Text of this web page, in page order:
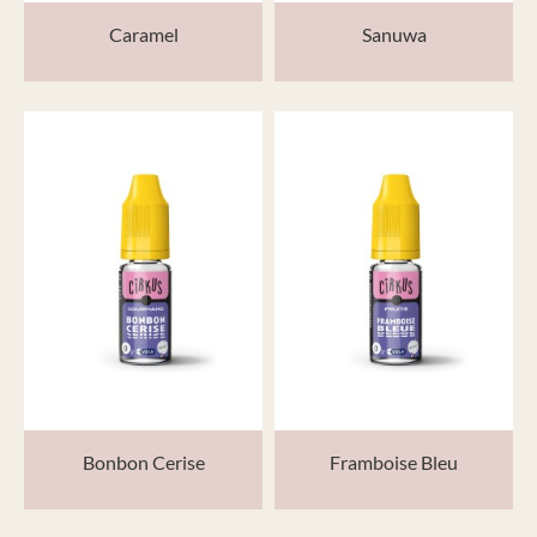
Caramel Sanuwa
Bonbon Cerise Framboise Bleu